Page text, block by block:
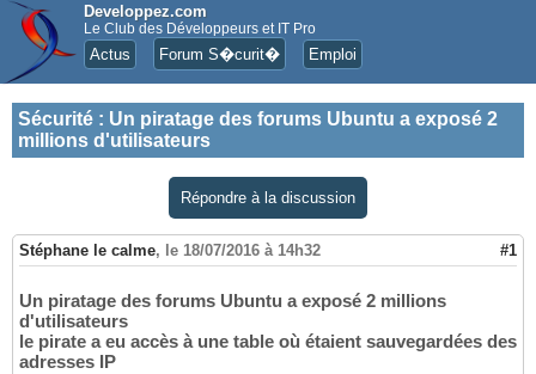
Developpez.com
Le Club des Développeurs et IT Pro
Actus Forum S�curit� Emploi
Sécurité : Un piratage des forums Ubuntu a exposé 2
millions d'utilisateurs
Répondre à la discussion
Stéphane le calme, le 18/07/2016 à 14h32 #1
Un piratage des forums Ubuntu a exposé 2 millions
d'utilisateurs
le pirate a eu accès à une table où étaient sauvegardées des
adresses IP